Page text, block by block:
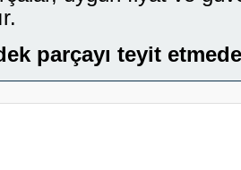
parçayı teyit